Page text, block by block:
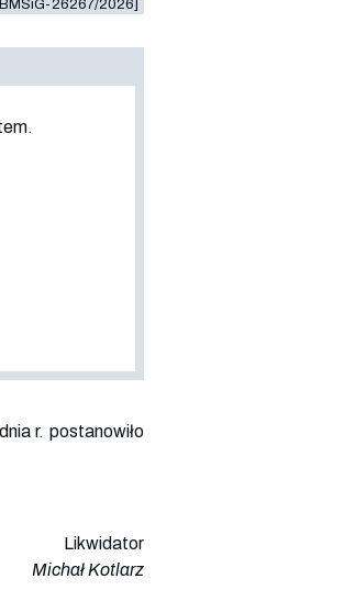
26267/2026]
r. postanowiło
Likwidator
Michał Kotlarz